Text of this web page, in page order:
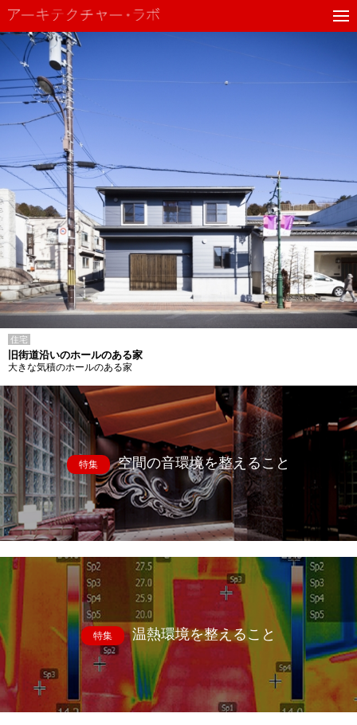
住宅
旧街道沿いのホールのある家
大きな気積のホールのある家
特集 空間の音環境を整えること
特集 温熱環境を整えること